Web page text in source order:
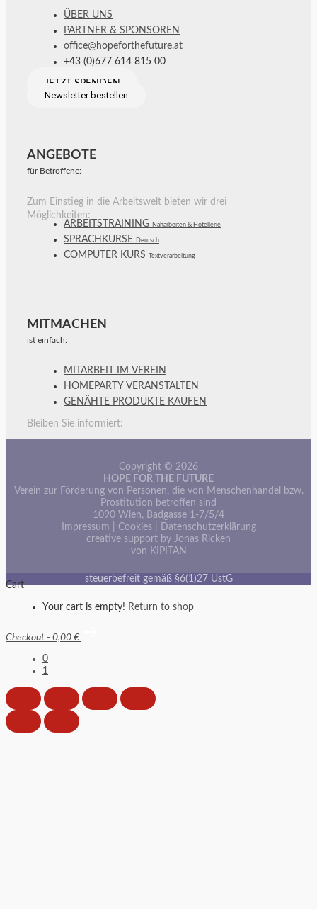
ÜBER UNS
PARTNER & SPONSOREN
office@hopeforthefuture.at
+43 (0)677 614 815 00
JETZT SPENDEN
Newsletter bestellen
ANGEBOTE
für Betroffene:
Zum Einstieg in die Arbeitswelt bieten wir drei
Möglichkeiten:
ARBEITSTRAINING Näharbeiten & Hotellerie
SPRACHKURSE Deutsch
COMPUTER KURS Textverarbeitung
MITMACHEN
ist einfach:
MITARBEIT IM VEREIN
HOMEPARTY VERANSTALTEN
GENÄHTE PRODUKTE KAUFEN
Bleiben Sie informiert:
Copyright © 2026
HOPE FOR THE FUTURE
Verein zur Förderung von Personen, die von Menschenhandel bzw.
Prostitution betroffen sind
1090 Wien, Badgasse 1-7/5/4
Impressum
Cookies|
Datenschutzerklärung
creative support by Jonas Ricken
von KIPITAN
steuerbefreit gemäß §6(1)27 UstG
Cart
Your cart is empty! Return to shop
Checkout - 0,00 €
0
1